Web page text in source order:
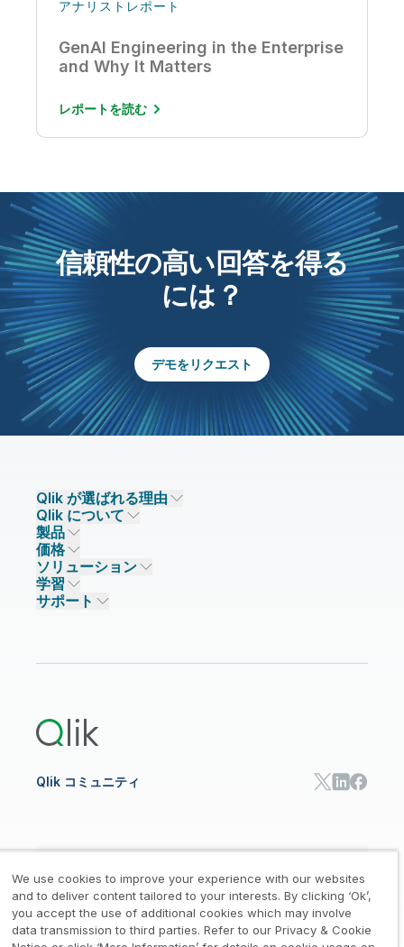
アナリストレポート
GenAI Engineering in the Enterprise
and Why It Matters
レポートを読む
信頼性の高い回答を得る
には？
デモをリクエスト
Qlik が選ばれる理由
Qlik が選ばれる理由
信頼とセキュリティ
信頼とプライバシー
信頼と AI
主なテクノロジーパートナー
データソースとターゲット
Qlik について
企業情報
採用情報
ニュースルーム
事業所 / 連絡先
製品
データ統合とデータ品質
Qlik Talend
Qlik Talend Cloud
Talend Data Fabric
価格
データ統合
データ分析
AI / 機械学習
ソリューション
ソリューションパートナー
パートナー検索
学習
イベント
サポート
Qlik コミュニティ
法的規約 / プライバシーとクッキー通知 / 商標 /
We use cookies to improve your experience with our websites
and to deliver content tailored to your interests. By clicking ‘Ok’,
you accept the use of additional cookies which may involve
data transmission to third parties. Refer to our Privacy & Cookie